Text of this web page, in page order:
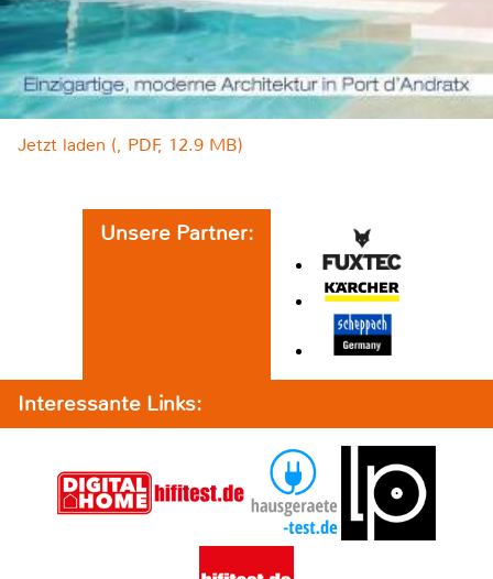
Jetzt laden (, PDF, 12.9 MB)
Unsere Partner:
Interessante Links: